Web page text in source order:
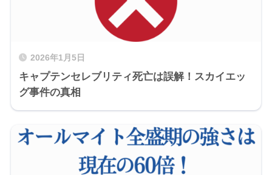
2026年1月5日
キャプテンセレブリティ死亡は誤解！スカイエッ
グ事件の真相